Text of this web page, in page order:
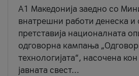
A1 Македонија заедно со
внатрешни работи денеска и
претставија националната
одговорна кампања
технологијата“, насочена
јавната свест...